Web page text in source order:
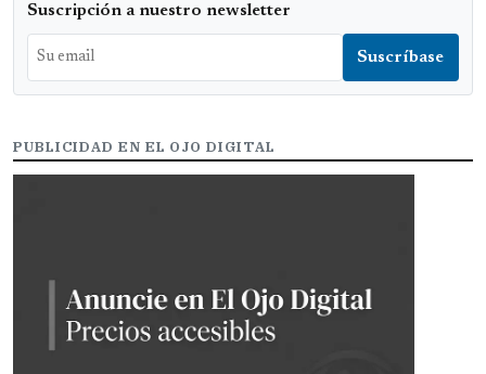
Suscripción a nuestro newsletter
PUBLICIDAD EN EL OJO DIGITAL